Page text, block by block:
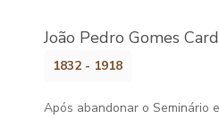
João Pedro Gomes
1832 - 1918
Após abandonar o Seminário